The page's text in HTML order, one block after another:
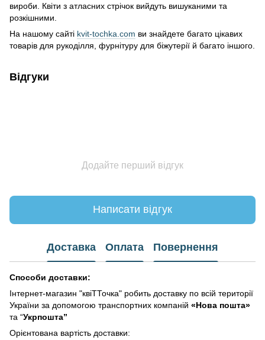
вироби. Квіти з атласних стрічок вийдуть вишуканими та
розкішними.
На нашому сайті kvit-tochka.com ви знайдете багато цікавих
товарів для рукоділля, фурнітуру для біжутерії й багато іншого.
Відгуки
Додайте перший відгук
Написати відгук
Доставка Оплата Повернення
Способи доставки:
Інтернет-магазин "квіТТочка" робить доставку по всій території
України за допомогою транспортних компаній «Нова пошта»
та “Укрпошта”
Орієнтована вартість доставки: